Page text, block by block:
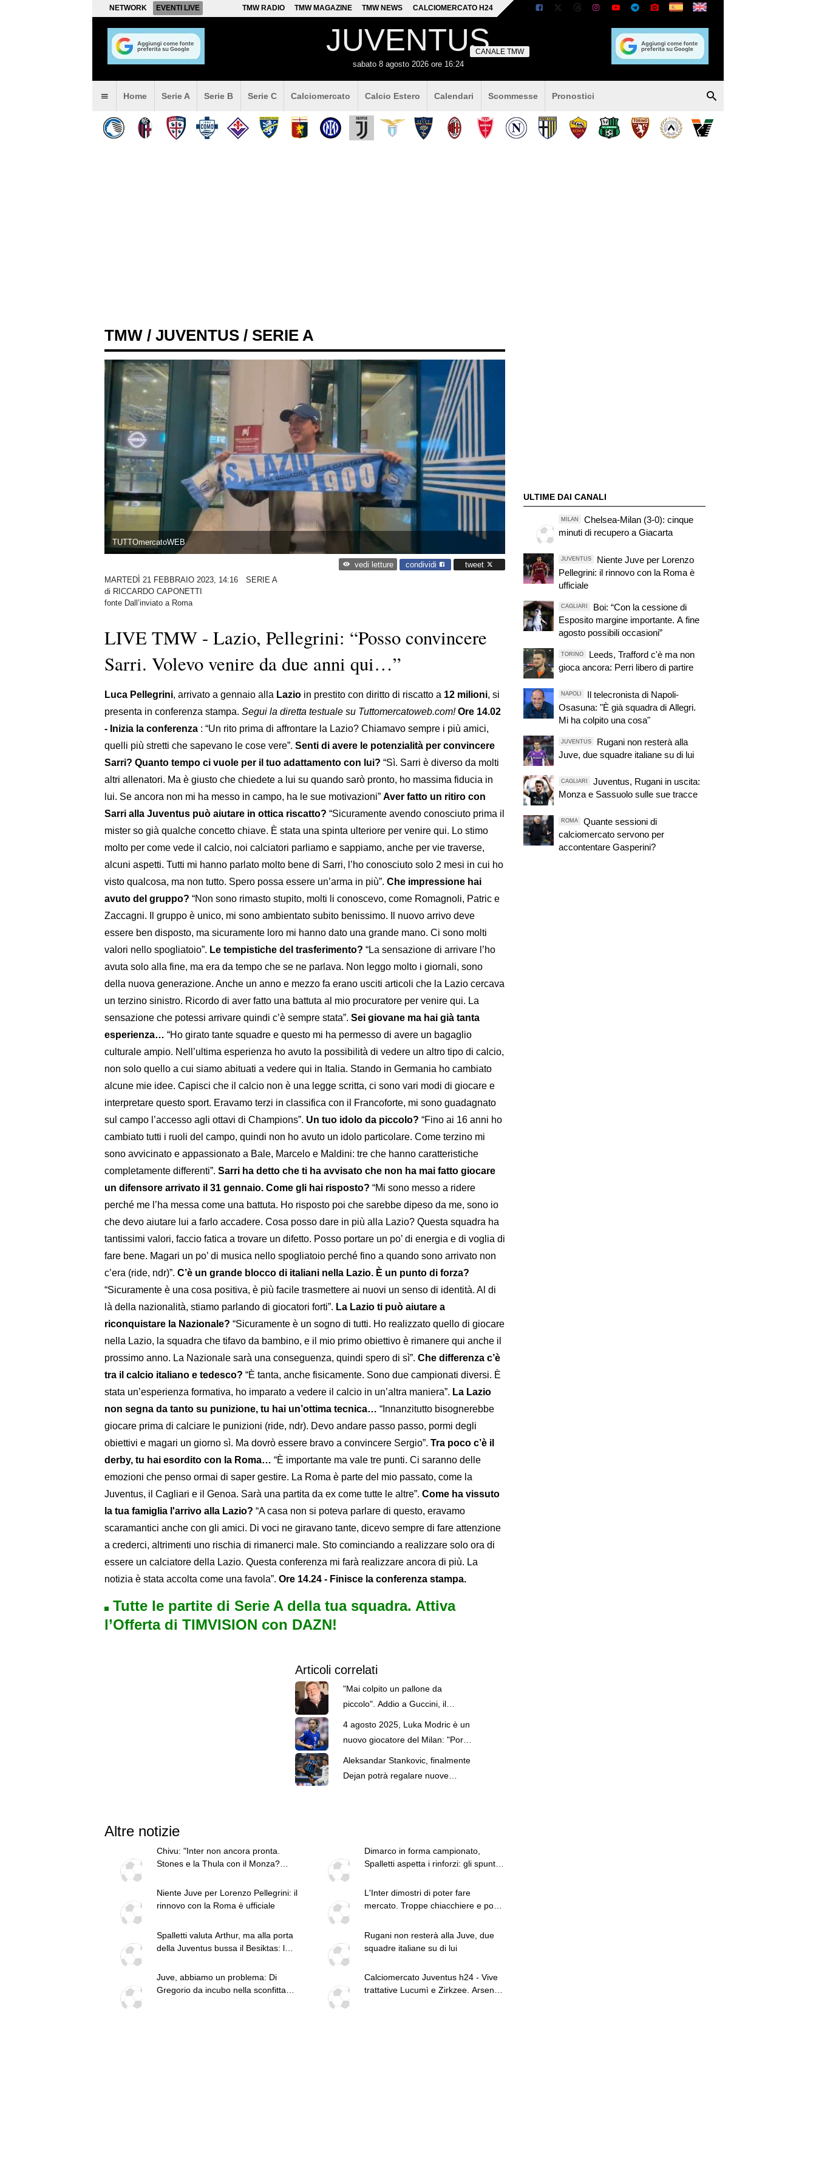
NETWORK EVENTI LIVE TMW RADIO TMW MAGAZINE TMW NEWS CALCIOMERCATO H24
JUVENTUS
sabato 8 agosto 2026 ore 16:24
CANALE TMW
Home Serie A Serie B Serie C Calciomercato Calcio Estero Calendari Scommesse Pronostici
TMW / JUVENTUS / SERIE A
TUTTOmercatoWEB
vedi letture condividi
tweet
MARTEDÌ 21 FEBBRAIO 2023, 14:16
SERIE A
di RICCARDO CAPONETTI
fonte Dall’inviato a Roma
LIVE TMW - Lazio, Pellegrini: “Posso convincere
Sarri. Volevo venire da due anni qui…”
Luca Pellegrini, arrivato a gennaio alla Lazio in prestito con diritto di riscatto a 12 milioni, si
presenta in conferenza stampa. Segui la diretta testuale su Tuttomercatoweb.com! Ore 14.02
- Inizia la conferenza : “Un rito prima di affrontare la Lazio? Chiamavo sempre i più amici,
quelli più stretti che sapevano le cose vere”. Senti di avere le potenzialità per convincere
Sarri? Quanto tempo ci vuole per il tuo adattamento con lui? “Sì. Sarri è diverso da molti
altri allenatori. Ma è giusto che chiedete a lui su quando sarò pronto, ho massima fiducia in
lui. Se ancora non mi ha messo in campo, ha le sue motivazioni” Aver fatto un ritiro con
Sarri alla Juventus può aiutare in ottica riscatto? “Sicuramente avendo conosciuto prima il
mister so già qualche concetto chiave. È stata una spinta ulteriore per venire qui. Lo stimo
molto per come vede il calcio, noi calciatori parliamo e sappiamo, anche per vie traverse,
alcuni aspetti. Tutti mi hanno parlato molto bene di Sarri, l’ho conosciuto solo 2 mesi in cui ho
visto qualcosa, ma non tutto. Spero possa essere un’arma in più”. Che impressione hai
avuto del gruppo? “Non sono rimasto stupito, molti li conoscevo, come Romagnoli, Patric e
Zaccagni. Il gruppo è unico, mi sono ambientato subito benissimo. Il nuovo arrivo deve
essere ben disposto, ma sicuramente loro mi hanno dato una grande mano. Ci sono molti
valori nello spogliatoio”. Le tempistiche del trasferimento? “La sensazione di arrivare l’ho
avuta solo alla fine, ma era da tempo che se ne parlava. Non leggo molto i giornali, sono
della nuova generazione. Anche un anno e mezzo fa erano usciti articoli che la Lazio cercava
un terzino sinistro. Ricordo di aver fatto una battuta al mio procuratore per venire qui. La
sensazione che potessi arrivare quindi c’è sempre stata”. Sei giovane ma hai già tanta
esperienza… “Ho girato tante squadre e questo mi ha permesso di avere un bagaglio
culturale ampio. Nell’ultima esperienza ho avuto la possibilità di vedere un altro tipo di calcio,
non solo quello a cui siamo abituati a vedere qui in Italia. Stando in Germania ho cambiato
alcune mie idee. Capisci che il calcio non è una legge scritta, ci sono vari modi di giocare e
interpretare questo sport. Eravamo terzi in classifica con il Francoforte, mi sono guadagnato
sul campo l’accesso agli ottavi di Champions”. Un tuo idolo da piccolo? “Fino ai 16 anni ho
cambiato tutti i ruoli del campo, quindi non ho avuto un idolo particolare. Come terzino mi
sono avvicinato e appassionato a Bale, Marcelo e Maldini: tre che hanno caratteristiche
completamente differenti”. Sarri ha detto che ti ha avvisato che non ha mai fatto giocare
un difensore arrivato il 31 gennaio. Come gli hai risposto? “Mi sono messo a ridere
perché me l’ha messa come una battuta. Ho risposto poi che sarebbe dipeso da me, sono io
che devo aiutare lui a farlo accadere. Cosa posso dare in più alla Lazio? Questa squadra ha
tantissimi valori, faccio fatica a trovare un difetto. Posso portare un po’ di energia e di voglia di
fare bene. Magari un po’ di musica nello spogliatoio perché fino a quando sono arrivato non
c’era (ride, ndr)”. C’è un grande blocco di italiani nella Lazio. È un punto di forza?
“Sicuramente è una cosa positiva, è più facile trasmettere ai nuovi un senso di identità. Al di
là della nazionalità, stiamo parlando di giocatori forti”. La Lazio ti può aiutare a
riconquistare la Nazionale? “Sicuramente è un sogno di tutti. Ho realizzato quello di giocare
nella Lazio, la squadra che tifavo da bambino, e il mio primo obiettivo è rimanere qui anche il
prossimo anno. La Nazionale sarà una conseguenza, quindi spero di sì”. Che differenza c’è
tra il calcio italiano e tedesco? “È tanta, anche fisicamente. Sono due campionati diversi. È
stata un’esperienza formativa, ho imparato a vedere il calcio in un’altra maniera”. La Lazio
non segna da tanto su punizione, tu hai un’ottima tecnica… “Innanzitutto bisognerebbe
giocare prima di calciare le punizioni (ride, ndr). Devo andare passo passo, pormi degli
obiettivi e magari un giorno sì. Ma dovrò essere bravo a convincere Sergio”. Tra poco c’è il
derby, tu hai esordito con la Roma… “È importante ma vale tre punti. Ci saranno delle
emozioni che penso ormai di saper gestire. La Roma è parte del mio passato, come la
Juventus, il Cagliari e il Genoa. Sarà una partita da ex come tutte le altre”. Come ha vissuto
la tua famiglia l'arrivo alla Lazio? “A casa non si poteva parlare di questo, eravamo
scaramantici anche con gli amici. Di voci ne giravano tante, dicevo sempre di fare attenzione
a crederci, altrimenti uno rischia di rimanerci male. Sto cominciando a realizzare solo ora di
essere un calciatore della Lazio. Questa conferenza mi farà realizzare ancora di più. La
notizia è stata accolta come una favola”. Ore 14.24 - Finisce la conferenza stampa.
Tutte le partite di Serie A della tua squadra. Attiva
l’Offerta di TIMVISION con DAZN!
Articoli correlati
"Mai colpito un pallone da
piccolo". Addio a Guccini, il
4 agosto 2025, Luka Modric è un
nuovo giocatore del Milan: "Porto
Aleksandar Stankovic, finalmente
Dejan potrà regalare nuove
Altre notizie
Chivu: "Inter non ancora pronta.
Stones e la Thula con il Monza?
Dimarco in forma campionato,
Spalletti aspetta i rinforzi: gli spunti
Niente Juve per Lorenzo Pellegrini: il
rinnovo con la Roma è ufficiale
L'Inter dimostri di poter fare
mercato. Troppe chiacchiere e pochi
superiore a tutte le altre a
prescindere. Juve, il portiere può
Spalletti valuta Arthur, ma alla porta
della Juventus bussa il Besiktas: lo
Rugani non resterà alla Juve, due
squadre italiane su di lui
Juve, abbiamo un problema: Di
Gregorio da incubo nella sconfitta
Calciomercato Juventus h24 - Vive
trattative Lucumì e Zirkzee. Arsenal
ULTIME DAI CANALI
MILAN
Chelsea-Milan (3-0): cinque
minuti di recupero a Giacarta
JUVENTUS
Niente Juve per Lorenzo
Pellegrini: il rinnovo con la Roma è
ufficiale
CAGLIARI
Boi: “Con la cessione di
Esposito margine importante. A fine
agosto possibili occasioni”
TORINO
Leeds, Trafford c'è ma non
gioca ancora: Perri libero di partire
NAPOLI
Il telecronista di Napoli-
Osasuna: "È già squadra di Allegri.
Mi ha colpito una cosa"
JUVENTUS
Rugani non resterà alla
Juve, due squadre italiane su di lui
CAGLIARI
Juventus, Rugani in uscita:
Monza e Sassuolo sulle sue tracce
ROMA
Quante sessioni di
calciomercato servono per
accontentare Gasperini?